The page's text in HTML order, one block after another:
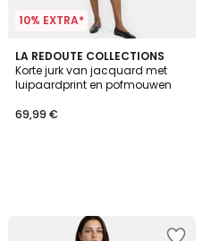
10% EXTRA*
LA REDOUTE COLLECTIONS
Korte jurk van jacquard met
luipaardprint en pofmouwen
69,99 €